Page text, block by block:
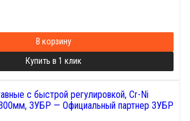
В корзину
Купить в 1 клик